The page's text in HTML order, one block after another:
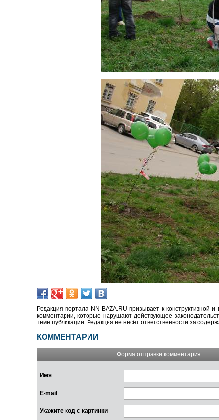
Редакция портала NN-BAZA.RU призывает к конструктивной
комментарии, которые нарушают действующее
теме публикации. Редакция не несёт ответственности за
КОММЕНТАРИИ
Форма отправки комментария
Имя
E-mail
Укажите код с картинки